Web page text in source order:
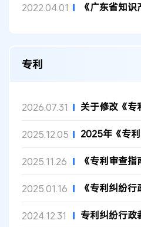
2022.04.01 《广东省知
专利
2026.07.31 关于修改《专利
2025.12.05 2025年《专利
2025.11.26 《专利审查指
2025.01.16 《专利纠纷
2024.12.31 专利纠纷行政